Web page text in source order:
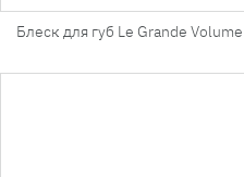
Блеск для губ Le Grande